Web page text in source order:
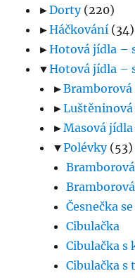
►Dorty(220)
►Háčkování (34)
►Hotová jídla –
▼Hotová jídla –
►
►
►Masová jídla
▼Polévky(53)
Česnečka
Cibulačka
Cibulačka
Cibulačka s